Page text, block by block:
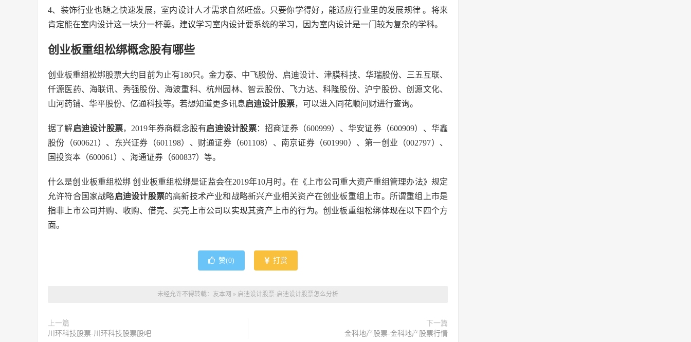
4、装饰行业也随之快速发展，室内设计人才需求自然旺盛。只要你学得好，能适应行业里的发展规律 。将来
肯定能在室内设计这一块分一杯羹。建议学习室内设计要系统的学习，因为室内设计是一门较为复杂的学科。
创业板重组松绑概念股有哪些
创业板重组松绑股票大约目前为止有180只。金力泰、中飞股份、启迪设计、津膜科技、华瑞股份、三五互联、
仟源医药、海联讯、秀强股份、海波重科、杭州园林、智云股份、飞力达、科隆股份、沪宁股份、创源文化、
山河药铺、华平股份、亿通科技等。若想知道更多讯息启迪设计股票，可以进入同花顺问财进行查询。
据了解启迪设计股票，2019年券商概念股有启迪设计股票：招商证券（600999）、华安证券（600909）、华鑫
股份（600621）、东兴证券（601198）、财通证券（601108）、南京证券（601990）、第一创业（002797）、
国投资本（600061）、海通证券（600837）等。
什么是创业板重组松绑 创业板重组松绑是证监会在2019年10月时。在《上市公司重大资产重组管理办法》规定
允许符合国家战略启迪设计股票的高新技术产业和战略新兴产业相关资产在创业板重组上市。所谓重组上市是
指非上市公司并购、收购、借壳、买壳上市公司以实现其资产上市的行为。创业板重组松绑体现在以下四个方
面。
赞(0) 打赏
未经允许不得转载： 友本网 » 启迪设计股票-启迪设计股票怎么分析
上一篇
川环科技股票-川环科技股票股吧
下一篇
金科地产股票-金科地产股票行情